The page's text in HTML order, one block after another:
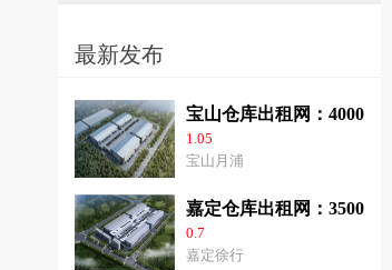
最新发布
宝山仓库出租网：40000
1.05
宝山月浦
嘉定仓库出租网：35000
0.7
嘉定徐行